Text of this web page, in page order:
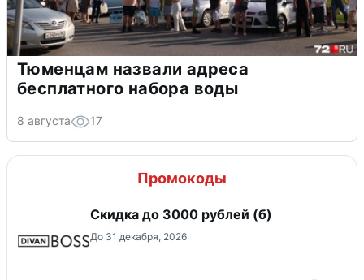
Тюменцам назвали адреса
бесплатного набора воды
8 августа 17
Промокоды
Скидка до 3000 рублей (б)
До 31 декабря, 2026